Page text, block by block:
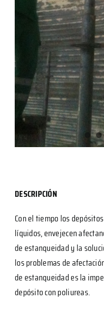
DESCRIPCIÓN
Con el tiempo los
líquidos, envejecen
de estanqueidad y la
los problemas de
de estanqueidad es la
depósito con poliureas.